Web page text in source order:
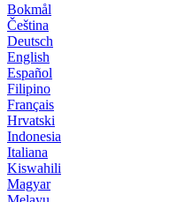
Bokmål
Čeština
Deutsch
English
Español
Filipino
Français
Hrvatski
Indonesia
Italiana
Kiswahili
Magyar